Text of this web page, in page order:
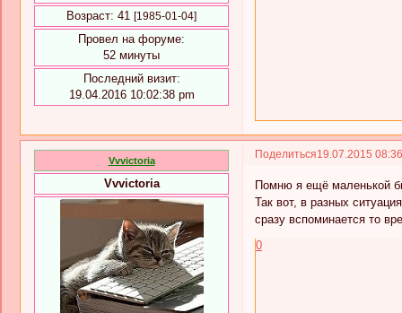
Возраст: 41 [1985-01-04]
Провел на форуме:
52 минуты
Последний визит:
19.04.2016 10:02:38 pm
Поделиться19.07.2015
Vvvictoria
Vvvictoria
Помню я ещё маленькой
Так вот, в разных
сразу вспоминается то
0